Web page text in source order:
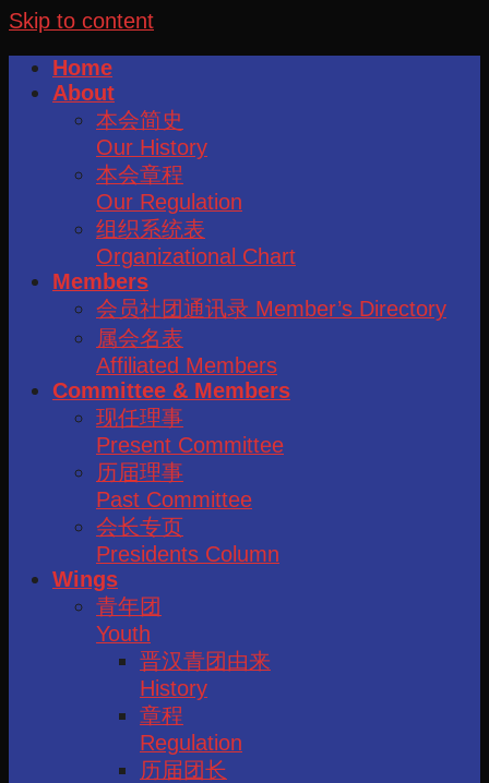
Skip to content
Home
About
本会简史
Our History
本会章程
Our Regulation
组织系统表
Organizational Chart
Members
会员社团通讯录 Member’s Directory
属会名表
Affiliated Members
Committee & Members
现任理事
Present Committee
历届理事
Past Committee
会长专页
Presidents Column
Wings
青年团
Youth
晋汉青团由来
History
章程
Regulation
历届团长